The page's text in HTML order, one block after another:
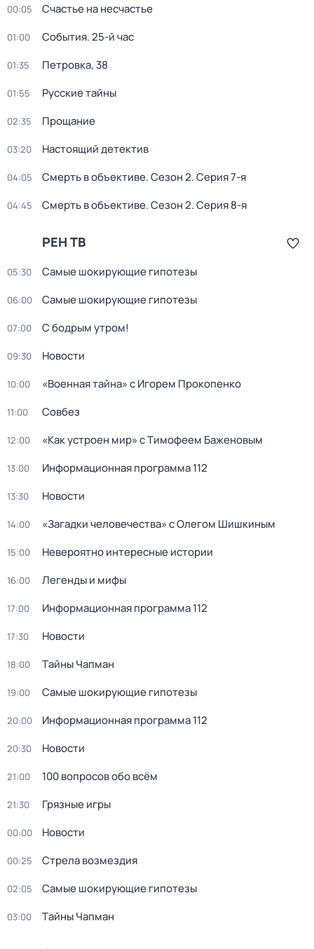
00:05 Счастье на несчастье
01:00 События. 25-й час
01:35 Петровка, 38
01:55 Русские тайны
02:35 Прощание
03:20 Настоящий детектив
04:05 Смерть в объективе. Сезон 2. Серия 7-я
04:45 Смерть в объективе. Сезон 2. Серия 8-я
РЕН ТВ
05:30 Самые шoкиpующие гипотезы
06:00 Самые шoкиpующие гипотезы
07:00 С бодрым утром!
09:30 Новости
10:00 «Военная тайна» с Игорем Прокопенко
11:00 Совбез
12:00 «Как устроен мир» с Тимофеем Баженовым
13:00 Информационная программа 112
13:30 Новости
14:00 «Загадки человечества» с Олегом Шишкиным
15:00 Невероятно интересные истории
16:00 Легенды и мифы
17:00 Информационная программа 112
17:30 Новости
18:00 Тaйны Чапман
19:00 Самые шoкиpующие гипотезы
20:00 Информационная программа 112
20:30 Новости
21:00 100 вопросов обо всём
21:30 Грязные игры
00:00 Новости
00:25 Стрела возмездия
02:05 Самые шoкиpующие гипотезы
03:00 Тaйны Чапман